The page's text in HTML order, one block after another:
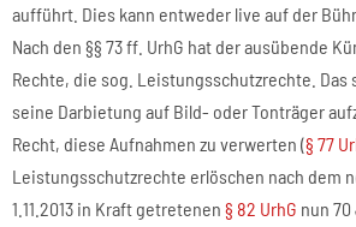
aufführt. Dies kann entweder live auf der
Nach den §§ 73 ff. UrhG hat der ausübende
Rechte, die sog. Leistungsschutzrechte. Das
seine Darbietung auf Bild- oder Tonträger
Recht, diese Aufnahmen zu verwerten (§ 77
Leistungsschutzrechte erlöschen nach dem
1.11.2013 in Kraft getretenen § 82 UrhG nun